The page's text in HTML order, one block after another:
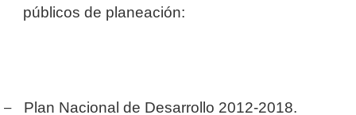
públicos de planeación:
– Plan Nacional de Desarrollo 2012-2018.